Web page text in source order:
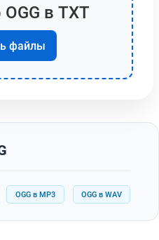
в TXT
файлы
OGG в MP3 OGG в WAV